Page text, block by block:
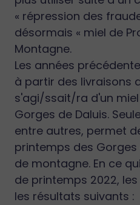
« répression des
désormais « miel de
Montagne.
Les années
à partir des livraisons
s'agi/ssait/ra d'un
Gorges de Daluis.
entre autres, permet
printemps des
de montagne. En ce
de printemps 2022,
les résultats suivants :